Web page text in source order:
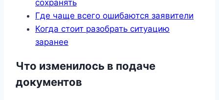
сохранять
Где чаще всего ошибаются заявители
Когда стоит разобрать ситуацию
заранее
Что изменилось в подаче
документов